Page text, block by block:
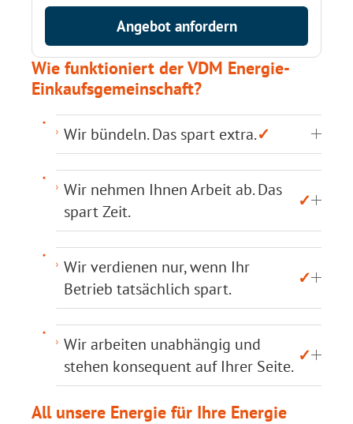
Angebot anfordern
Wie funktioniert der VDM Energie-
Einkaufsgemeinschaft?
Wir bündeln. Das spart extra.✓
Wir nehmen Ihnen Arbeit ab. Das
spart Zeit.
✓
Wir verdienen nur, wenn Ihr
Betrieb tatsächlich spart.
✓
Wir arbeiten unabhängig und
stehen konsequent auf Ihrer Seite.
✓
All unsere Energie für Ihre Energie